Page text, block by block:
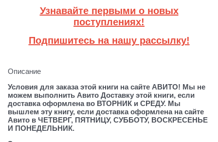
Узнавайте первыми о новых
поступлениях!
Подпишитесь на нашу рассылку!
Описание
Условия для заказа этой книги на сайте АВИТО! Мы не
можем выполнить Авито Доставку этой книги, если
доставка оформлена во ВТОРНИК и СРЕДУ. Мы
вышлем эту книгу, если доставка оформлена на сайте
Авито в ЧЕТВЕРГ, ПЯТНИЦУ, СУББОТУ, ВОСКРЕСЕНЬЕ
И ПОНЕДЕЛЬНИК.